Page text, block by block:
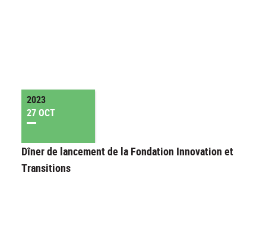
2023
27 OCT
Dîner de lancement de la Fondation Innovation et
Transitions